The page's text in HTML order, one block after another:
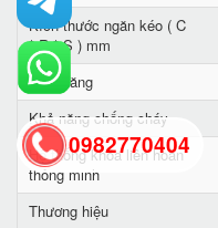
Kích thước ngăn kéo ( C
* R * S ) mm
Tính năng
Khả năng chống cháy
Hệ thống khóa liên hoàn
thông minh
Thương hiệu
0982770404